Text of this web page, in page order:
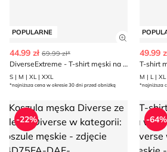
POPULARNE
Zobacz
44.99 zł 69.99 zł*
DiverseExtreme - T-shirt męski na wiosnę
S | M | XL | XXL
*najniższa cena w okresie 30 dni przed obniżką
49.99
T-shirt
M | L |
*najniższa
męska Diverse
-22%
T-shirt
-64%